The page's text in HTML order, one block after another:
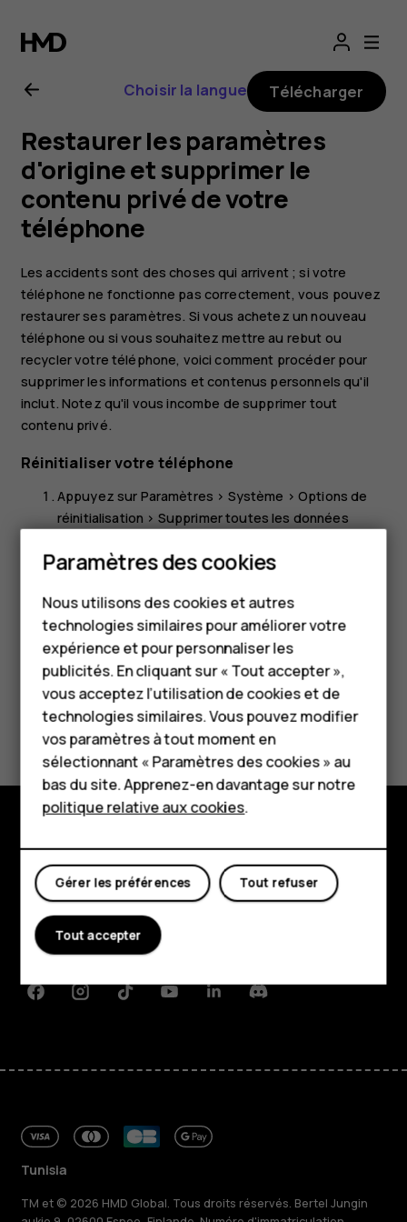
Guide
de
l'utilisateur
Nokia
2.1
Smartphones
Téléphones classiques
Téléphones pour
seniors
HMD Terra M
Pour les entreprises
Tablettes
Boutique
Mon compte
Choisir la langue Télécharger
Restaurer les paramètres
d'origine et supprimer le
contenu privé de votre
téléphone
Les accidents sont des choses qui arrivent ; si votre
téléphone ne fonctionne pas correctement, vous pouvez
restaurer ses paramètres. Si vous achetez un nouveau
téléphone ou si vous souhaitez mettre au rebut ou
recycler votre téléphone, voici comment procéder pour
supprimer les informations et contenus personnels qu'il
inclut. Notez qu'il vous incombe de supprimer tout
contenu privé.
Réinitialiser votre téléphone
Appuyez sur Paramètres > Système > Options de
réinitialisation > Supprimer toutes les données
Suivez les instructions affichées sur votre
téléphone.
Avez-vous trouvé cela utile?
Oui Non
Boutique
À propos
Planet and people
FacebookInstagramTiktokYoutubeLinkedinDiscord
Tunisia
TM et © 2026 HMD Global. Tous droits réservés. Bertel Jungin
Paramètres des cookies
Nous utilisons des cookies et autres
technologies similaires pour améliorer votre
expérience et pour personnaliser les
publicités. En cliquant sur « Tout accepter »,
vous acceptez l’utilisation de cookies et de
technologies similaires. Vous pouvez modifier
vos paramètres à tout moment en
sélectionnant « Paramètres des cookies » au
bas du site. Apprenez-en davantage sur notre
politique relative aux cookies.
Tout refuser
Gérer les préférences
Tout accepter